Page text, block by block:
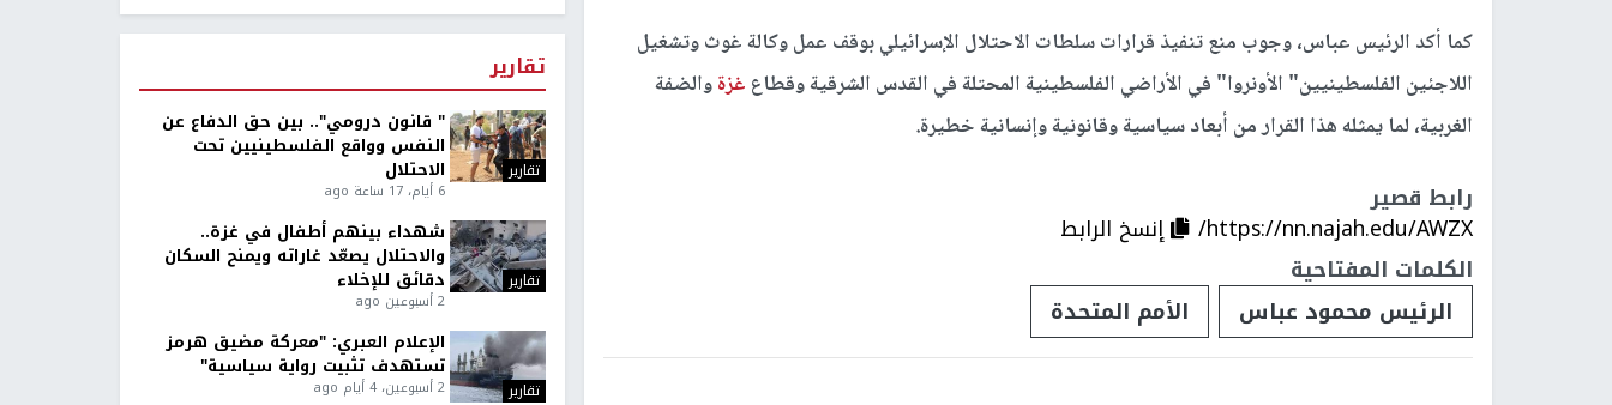
كما أكد الرئيس عباس، وجوب منع تنفيذ قرارات سلطات الاحتلال الإسرائيلي بوقف عمل وكالة غوث وتشغيل
اللاجئين الفلسطينيين" الأونروا" في الأراضي الفلسطينية المحتلة في القدس الشرقية وقطاع غزةوالضفة
الغربية، لما يمثله هذا القرار من أبعاد سياسية وقانونية وإنسانية خطيرة.
رابط قصير
https://nn.najah.edu/AWZX/
إنسخ الرابط
الكلمات المفتاحية
الرئيس محمود عباس
الأمم المتحدة
تقارير
تقارير
" قانون درومي".. بين حق الدفاع عن
النفس وواقع الفلسطينيين تحت
الاحتلال
6 أيام، 17 ساعة ago
تقارير
شهداء بينهم أطفال في غزة..
والاحتلال يصعّد غاراته ويمنح السكان
دقائق للإخلاء
2 أسبوعين ago
تقارير
الإعلام العبري: "معركة مضيق هرمز
تستهدف تثبيت رواية سياسية"
2 أسبوعين، 4 أيام ago